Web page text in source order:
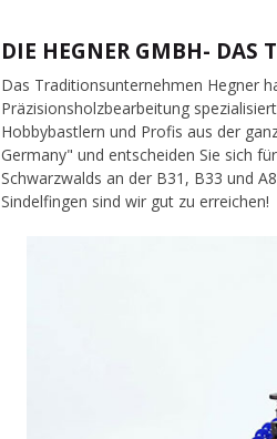
DIE HEGNER GMBH- DAS
Das Traditionsunternehmen Hegner
Präzisionsholzbearbeitung
Hobbybastlern und Profis aus der
Germany" und entscheiden Sie sich
Schwarzwalds an der B31, B33 und
Sindelfingen sind wir gut zu erreichen!